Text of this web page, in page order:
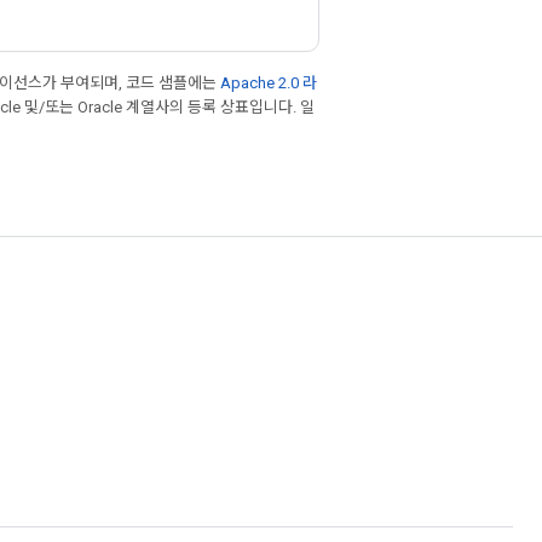
선스가 부여되며, 코드 샘플에는 Apache 2.0 라
및/또는 Oracle 계열사의 등록 상표입니다. 일